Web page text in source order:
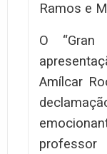
Ramos e
O “Gran
Amílcar